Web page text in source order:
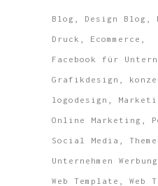
Blog Design Blog
Druck Ecommerce
Facebook für
Grafikdesign
logodesign
Online Marketing
Social Media
Unternehmen Werbung
Web Template Web